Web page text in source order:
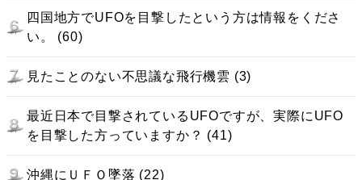
四国地方でUFOを目撃したという方は情報をくださ
い。 (60)
見たことのない不思議な飛行機雲 (3)
最近日本で目撃されているUFOですが、実際にUFO
を目撃した方っていますか？ (41)
沖縄にＵＦＯ墜落 (22)